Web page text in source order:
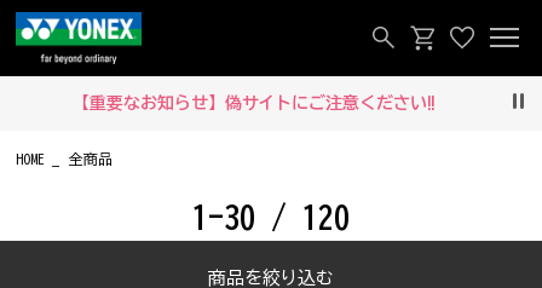
【重要なお知らせ】偽サイトにご注意ください‼
HOME 全商品
1-30 / 120
商品を絞り込む